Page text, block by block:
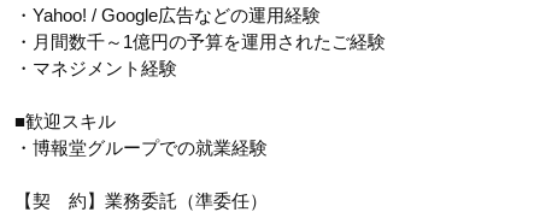
・Yahoo! / Google広告などの運用経験
・月間数千～1億円の予算を運用されたご経験
・マネジメント経験
■歓迎スキル
・博報堂グループでの就業経験
【契 約】業務委託（準委任）